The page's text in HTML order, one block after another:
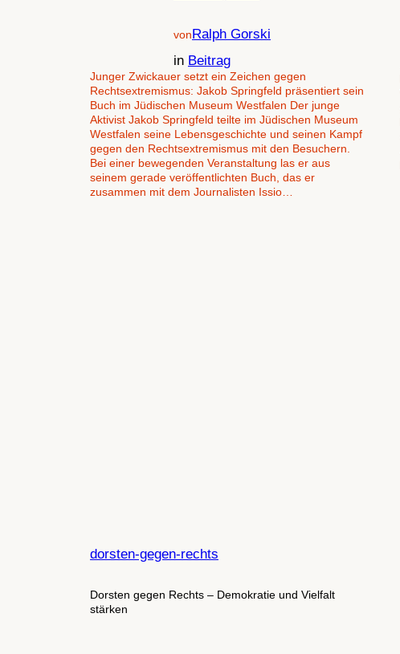
vonRalph Gorski
in Beitrag
Junger Zwickauer setzt ein Zeichen gegen
Rechtsextremismus: Jakob Springfeld präsentiert sein
Buch im Jüdischen Museum Westfalen Der junge
Aktivist Jakob Springfeld teilte im Jüdischen Museum
Westfalen seine Lebensgeschichte und seinen Kampf
gegen den Rechtsextremismus mit den Besuchern.
Bei einer bewegenden Veranstaltung las er aus
seinem gerade veröffentlichten Buch, das er
zusammen mit dem Journalisten Issio…
dorsten-gegen-rechts
Dorsten gegen Rechts – Demokratie und Vielfalt
stärken